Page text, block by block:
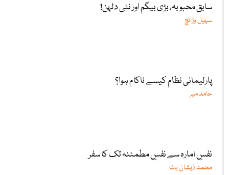
سابق محبوبہ، بڑی بیگم اور نئی دلہن!
سہیل وڑائچ
پارلیمانی نظام کیسے ناکام ہوا؟
حامد میر
نفسِ امارہ سے نفسِ مطمئنہ تک کا سفر
محمد ذیشان بٹ